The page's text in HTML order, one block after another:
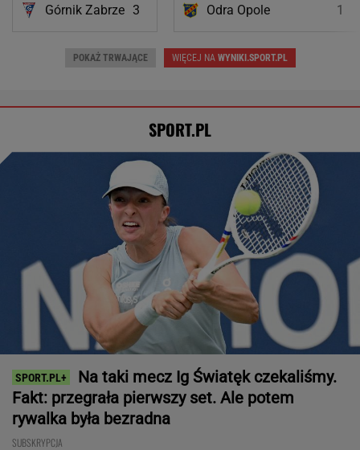
Górnik Zabrze 3
Odra Opole
1
POKAŻ TRWAJĄCE WIĘCEJ NAWYNIKI.SPORT.PL
SPORT.PL
Na taki mecz Ig Światęk czekaliśmy.
Fakt: przegrała pierwszy set. Ale potem
rywalka była bezradna
SUBSKRYPCJA